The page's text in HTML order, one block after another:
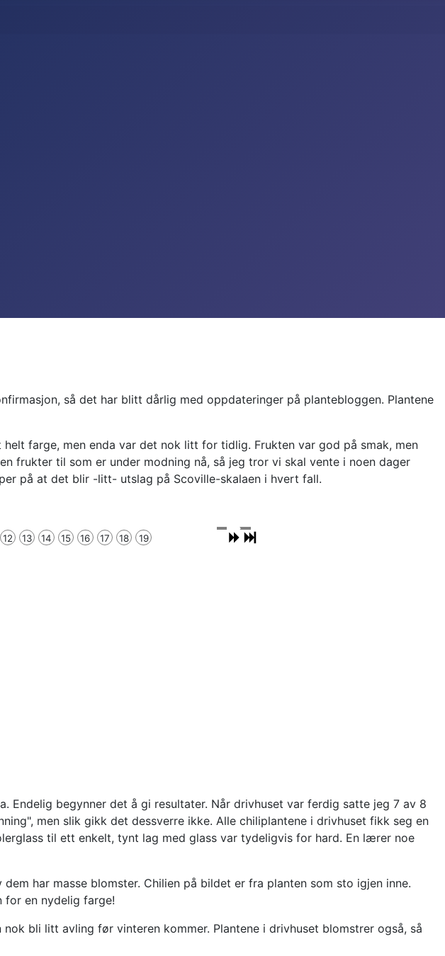
så det har blitt dårlig med oppdateringer på plantebloggen. Plantene
farge, men enda var det nok litt for tidlig. Frukten var god på smak, men
frukter til som er under modning nå, så jeg tror vi skal vente i noen dager
på at det blir -litt- utslag på Scoville-skalaen i hvert fall.
Dag 9, 7 spirer Dag 14, 8 spirer
12 13 14 15 16 17 18 19
Endelig begynner det å gi resultater. Når drivhuset var ferdig satte jeg 7 av 8
men slik gikk det dessverre ikke. Alle chiliplantene i drivhuset fikk seg en
til ett enkelt, tynt lag med glass var tydeligvis for hard. En lærer noe
har masse blomster. Chilien på bildet er fra planten som sto igjen inne.
for en nydelig farge!
bli litt avling før vinteren kommer. Plantene i drivhuset blomstrer også, så